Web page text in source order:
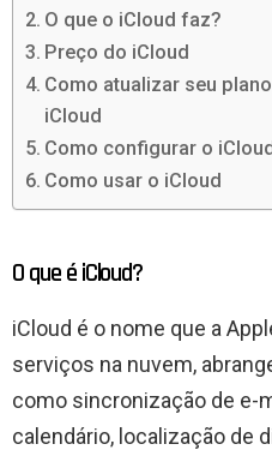
O que o iCloud faz?
Preço do iCloud
Como atualizar seu
iCloud
Como configurar o
Como usar o iCloud
O que é iCloud?
iCloud é o nome que a
serviços na nuvem,
como sincronização de e-
calendário, localização de